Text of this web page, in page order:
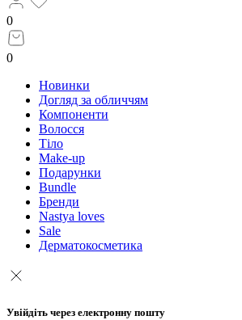
0
0
Новинки
Догляд за обличчям
Компоненти
Волосся
Тіло
Make-up
Подарунки
Bundle
Бренди
Nastya loves
Sale
Дерматокосметика
Увійдіть через електронну пошту